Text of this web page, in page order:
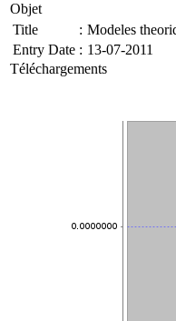
Objet
Title
: Modeles
Entry Date : 13-07-2011
Téléchargements